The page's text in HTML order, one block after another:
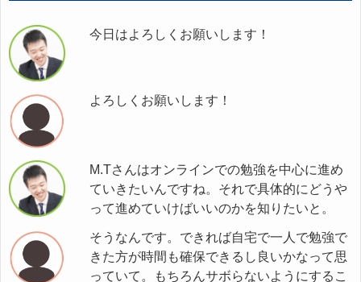
今日はよろしくお願いします！
よろしくお願いします！
M.Tさんはオンラインでの勉強を中心に進め
ていきたいんですね。それで具体的にどうや
って進めていけばいいのかを知りたいと。
そうなんです。できれば自宅で一人で勉強で
きた方が時間も確保できるし良いかなって思
っていて。もちろんサボらないようにするこ